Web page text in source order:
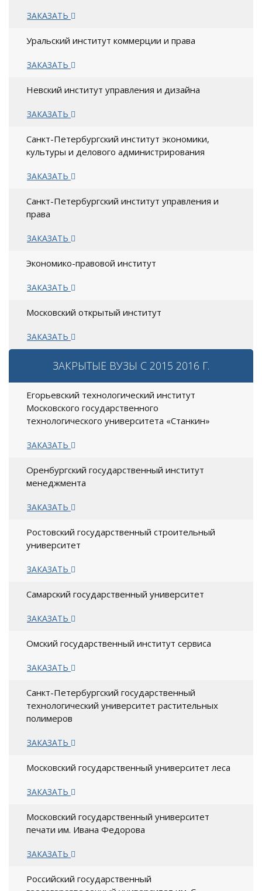
ЗАКАЗАТЬ
Уральский институт коммерции и права
ЗАКАЗАТЬ
Невский институт управления и дизайна
ЗАКАЗАТЬ
Санкт-Петербургский институт экономики,
культуры и делового администрирования
ЗАКАЗАТЬ
Санкт-Петербургский институт управления и
права
ЗАКАЗАТЬ
Экономико-правовой институт
ЗАКАЗАТЬ
Московский открытый институт
ЗАКАЗАТЬ
ЗАКРЫТЫЕ ВУЗЫ С 2015 2016 Г.
Егорьевский технологический институт
Московского государственного
технологического университета «Станкин»
ЗАКАЗАТЬ
Оренбургский государственный институт
менеджмента
ЗАКАЗАТЬ
Ростовский государственный строительный
университет
ЗАКАЗАТЬ
Самарский государственный университет
ЗАКАЗАТЬ
Омский государственный институт сервиса
ЗАКАЗАТЬ
Санкт-Петербургский государственный
технологический университет растительных
полимеров
ЗАКАЗАТЬ
Московский государственный университет леса
ЗАКАЗАТЬ
Московский государственный университет
печати им. Ивана Федорова
ЗАКАЗАТЬ
Российский государственный